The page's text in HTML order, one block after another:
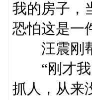
我的房子，
恐怕这是一
汪震刚帮
“刚才我
抓人，从来